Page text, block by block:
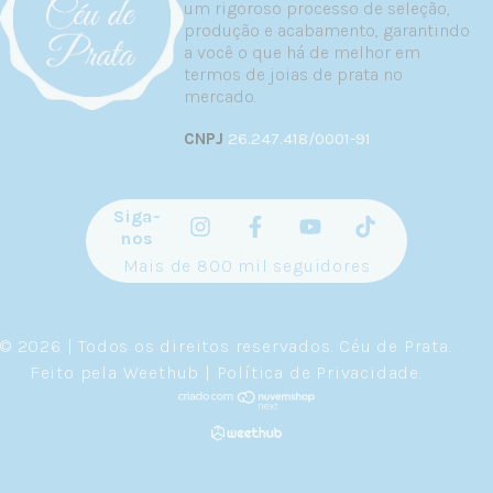
significado ancestral com qualidade
contemporânea.
Tipos de Aliança de Prata: Cada
Amor Tem Seu Estilo
ser celebrado com um estilo de aliança
que reflete a essência do casal.
Aliança de Namoro em Prata
primeira joia que o casal divide. Marca o
início oficial, aquele "sim, somos nós".
Alianças de namoro em prata 925
costumam ser mais delicadas — modelos
lisos e finos são clássicos que nunca
um rigoroso processo de seleção,
produção e acabamento, garantindo
a você o que há de melhor em
termos de joias de prata no
mercado.
CNPJ 26.247.418/0001-91
Siga-
nos
Mais de 800 mil seguidores
© 2026 | Todos os direitos reservados. Céu de Prata.
Feito pela Weethub Política de Privacidade.